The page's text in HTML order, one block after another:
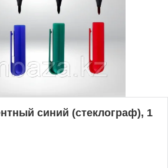
синий (стеклограф), 1